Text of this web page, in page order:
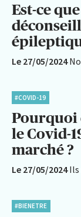
Est-ce
Le 27/05/2024
#COVID-19
Pourquoi
le Covid-
marché ?
Le 27/05/2024 Ils
#BIENETRE